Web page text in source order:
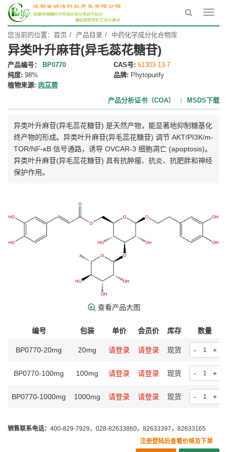
您当前的位置： 首页 产品目录 中药化学成分化合物库
异类叶升麻苷(异毛蕊花糖苷)
产品编号： BP0770 CAS号: 61303-13-7
纯度: 98% 品牌: Phytopurify
植物来源: 肉苁蓉
产品分析证书（COA）
MSDS下载
异类叶升麻苷(异毛蕊花糖苷) 是天然产物，能显著地抑制糖基化
终产物的形成。异类叶升麻苷(异毛蕊花糖苷) 调节 AKT/PI3K/m-
TOR/NF-κB 信号通路，诱导 OVCAR-3 细胞凋亡 (apoptosis)。
异类叶升麻苷(异毛蕊花糖苷) 具有抗肿瘤、抗炎、抗肥胖和神经
保护作用。
查看产品大图
编号 包装 单价 会员价 库存 数量
BP0770-20mg 20mg 请登录 请登录 现货 - +
BP0770-100mg 100mg 请登录 请登录 现货 - +
BP0770-1000mg 1000mg 请登录 请登录 现货 - +
销售联系电话： 400-829-7929，028-82633860，82633397，82633165
注册登陆后查看价格及下单